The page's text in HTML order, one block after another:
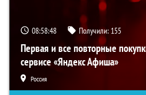
08:58:47 Получили: 155
Первая и все повторные
сервисе «Яндекс Афиша»
Россия